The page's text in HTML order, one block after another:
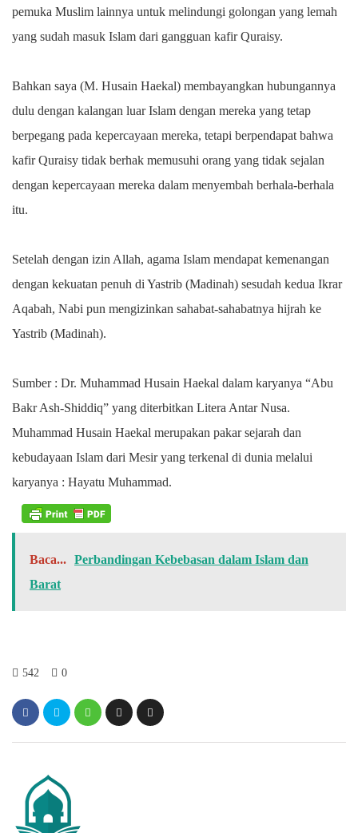
pemuka Muslim lainnya untuk melindungi golongan yang lemah
yang sudah masuk Islam dari gangguan kafir Quraisy.
Bahkan saya (M. Husain Haekal) membayangkan hubungannya
dulu dengan kalangan luar Islam dengan mereka yang tetap
berpegang pada kepercayaan mereka, tetapi berpendapat bahwa
kafir Quraisy tidak berhak memusuhi orang yang tidak sejalan
dengan kepercayaan mereka dalam menyembah berhala-berhala
itu.
Setelah dengan izin Allah, agama Islam mendapat kemenangan
dengan kekuatan penuh di Yastrib (Madinah) sesudah kedua Ikrar
Aqabah, Nabi pun mengizinkan sahabat-sahabatnya hijrah ke
Yastrib (Madinah).
Sumber : Dr. Muhammad Husain Haekal dalam karyanya “Abu
Bakr Ash-Shiddiq” yang diterbitkan Litera Antar Nusa.
Muhammad Husain Haekal merupakan pakar sejarah dan
kebudayaan Islam dari Mesir yang terkenal di dunia melalui
karyanya : Hayatu Muhammad.
Baca... Perbandingan Kebebasan dalam Islam dan
Barat
542 0